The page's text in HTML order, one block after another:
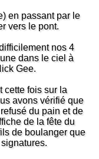
en passant par le
vers le pont.
nos 4
dans le ciel à
Gee.
cette fois sur la
avons vérifié que
du pain et de
de la fête du
de boulanger que